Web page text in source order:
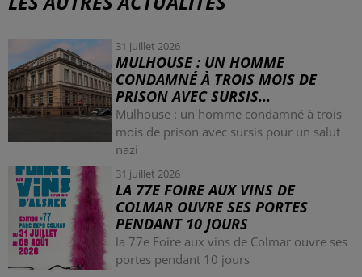
31 juillet 2026
MULHOUSE : UN HOMME
CONDAMNÉ À TROIS MOIS DE
PRISON AVEC SURSIS...
Mulhouse : un homme condamné à trois
mois de prison avec sursis pour un salut
nazi
31 juillet 2026
LA 77E FOIRE AUX VINS DE
COLMAR OUVRE SES PORTES
PENDANT 10 JOURS
la 77e Foire aux vins de Colmar ouvre ses
portes pendant 10 jours